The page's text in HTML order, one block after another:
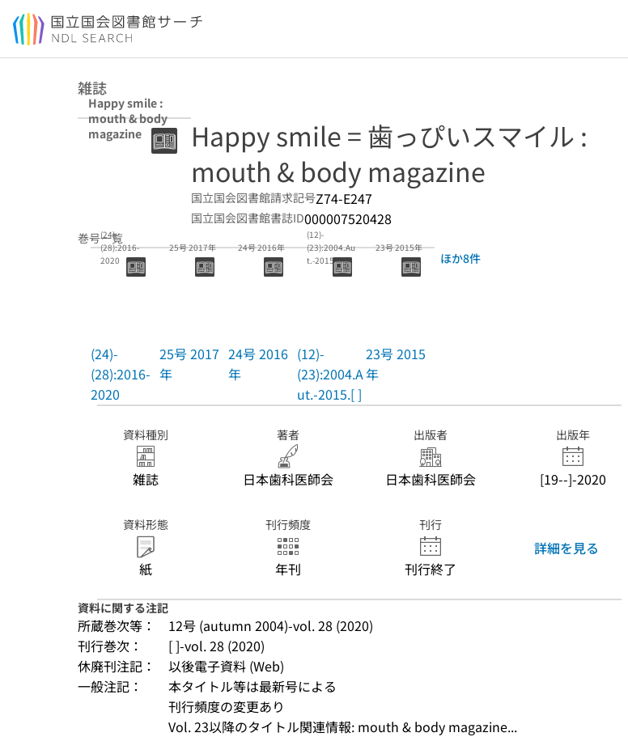
本文へ移動
雑誌
Happy smile :
mouth & body
magazine
Happy smile = 歯っぴいスマイル :
mouth & body magazine
国立国会図書館請求記号Z74-E247
国立国会図書館書誌ID000007520428
巻号一覧
(24)-
(28):2016-
2020
(24)-
(28):2016-
2020
25号 2017年
25号 2017
年
24号 2016年
24号 2016
年
(12)-
(23):2004.Au
t.-2015.[ ]
(12)-
(23):2004.A
ut.-2015.[ ]
23号 2015年
23号 2015
年
ほか8件
資料種別
雑誌
著者
日本歯科医師会
出版者
日本歯科医師会
出版年
[19--]-2020
資料形態
紙
刊行頻度
年刊
刊行
刊行終了
詳細を見る
資料に関する注記
所蔵巻次等：
12号 (autumn 2004)-vol. 28 (2020)
刊行巻次：
[ ]-vol. 28 (2020)
休廃刊注記：
以後電子資料 (Web)
一般注記：
本タイトル等は最新号による
刊行頻度の変更あり
Vol. 23以降のタイトル関連情報: mouth & body magazine...